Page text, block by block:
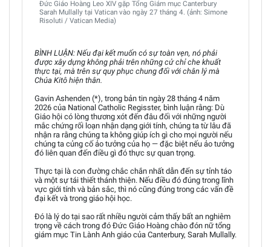
Đức Giáo Hoàng Leo XIV gặp Tổng Giám mục Canterbury
Sarah Mullally tại Vatican vào ngày 27 tháng 4. (ảnh: Simone
Risoluti / Vatican Media)
BÌNH LUẬN: Nếu đại kết muốn có sự toàn vẹn, nó phải
được xây dựng không phải trên những cử chỉ che khuất
thực tại, mà trên sự quy phục chung đối với chân lý mà
Chúa Kitô hiện thân.
Gavin Ashenden (*), trong bản tin ngày 28 tháng 4 năm
2026 của National Catholic Regisster, bình luận rằng: Dù
Giáo hội có lòng thương xót đến đâu đối với những người
mắc chứng rối loạn nhận dạng giới tính, chúng ta từ lâu đã
nhận ra rằng chúng ta không giúp ích gì cho mọi người nếu
chúng ta củng cố ảo tưởng của họ — đặc biệt nếu ảo tưởng
đó liên quan đến điều gì đó thực sự quan trọng.
Thực tại là con đường chắc chắn nhất dẫn đến sự tỉnh táo
và một sự tái thiết thánh thiện. Nếu điều đó đúng trong lĩnh
vực giới tính và bản sắc, thì nó cũng đúng trong các vấn đề
đại kết và trong giáo hội học.
Đó là lý do tại sao rất nhiều người cảm thấy bất an nghiêm
trọng về cách trong đó Đức Giáo Hoàng chào đón nữ tổng
giám mục Tin Lành Anh giáo của Canterbury, Sarah Mullally.